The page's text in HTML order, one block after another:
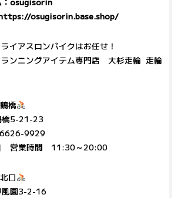
osugisorin.base.shop/
イアスロンバイクはお任せ！
ランニングアイテム専門店 大杉走輪 走輪
橋
橋5-21-23
9929
営業時間 11:30～20:00
口
風園3-2-16